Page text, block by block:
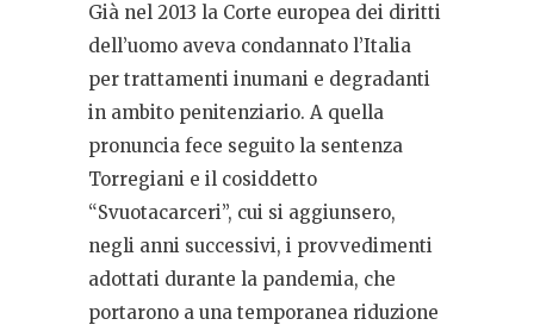
Già nel 2013 la Corte europea dei diritti
dell’uomo aveva condannato l’Italia
per trattamenti inumani e degradanti
in ambito penitenziario. A quella
pronuncia fece seguito la sentenza
Torregiani e il cosiddetto
“Svuotacarceri”, cui si aggiunsero,
negli anni successivi, i provvedimenti
adottati durante la pandemia, che
portarono a una temporanea riduzione